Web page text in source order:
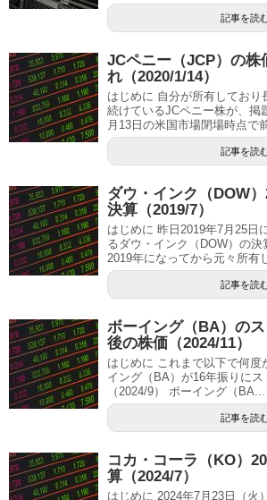
記事を読
JCペニー（JCP）の株
れ（2020/1/14）
はじめに 自分が所有しており
続けているJCペニー株が、掲
月13日の米国市場閉場時点で
記事を読
ダウ・インク（DOW
決算（2019/7）
はじめに 昨日2019年7月25日
るダウ・インク（DOW）の
2019年になってから元々所有
記事を読
ボーイング（BA）の
後の株価（2024/11）
はじめに これまで以下で何度
イング（BA）が16年振りにス
（2024/9） ボーイング（BA...
記事を読
コカ・コーラ（KO）
算（2024/7）
はじめに 2024年7月23日（火